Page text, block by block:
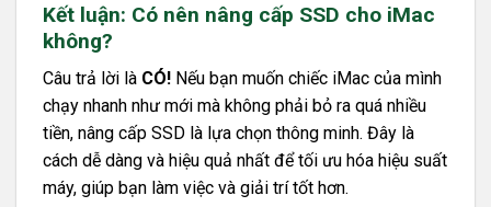
Kết luận: Có nên nâng cấp SSD cho iMac
không?
Câu trả lời là CÓ! Nếu bạn muốn chiếc iMac của mình
chạy nhanh như mới mà không phải bỏ ra quá nhiều
tiền, nâng cấp SSD là lựa chọn thông minh. Đây là
cách dễ dàng và hiệu quả nhất để tối ưu hóa hiệu suất
máy, giúp bạn làm việc và giải trí tốt hơn.